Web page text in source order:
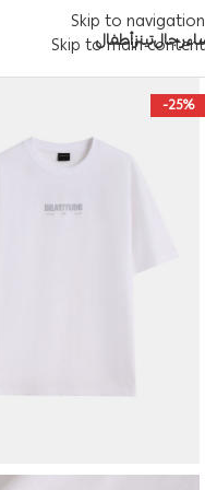
Skip to navigation
Skip to main content
رجالتينزأطفال
-25%